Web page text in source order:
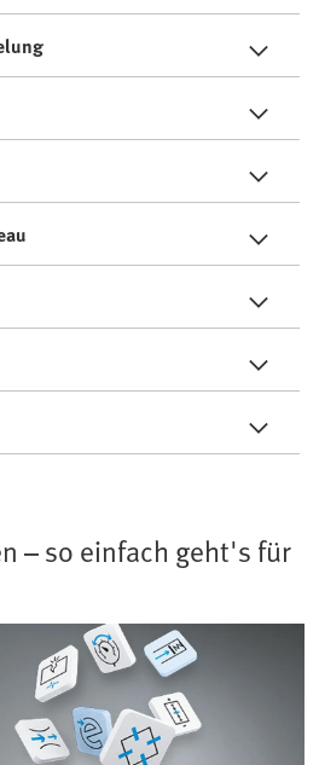
– so einfach geht's für